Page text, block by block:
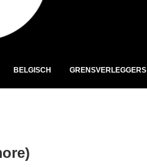
BELGISCH GRENSVERLEGGERS